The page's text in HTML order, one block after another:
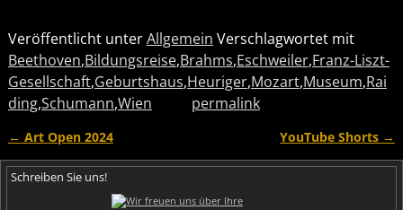
Veröffentlicht unterAllgemein Verschlagwortet mit
Beethoven,Bildungsreise,Brahms,Eschweiler,Franz-Liszt-
Gesellschaft,Geburtshaus,Heuriger,Mozart,Museum,Rai
ding,Schumann,Wien permalink
Artikelnavigation
← Art Open 2024 YouTube Shorts →
Schreiben Sie uns!